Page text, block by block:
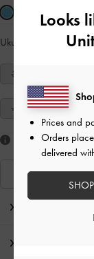
Ukuran: Pilih Ukuran:
34
41
Suka yang
Looks
Prices and
Orders
delivered